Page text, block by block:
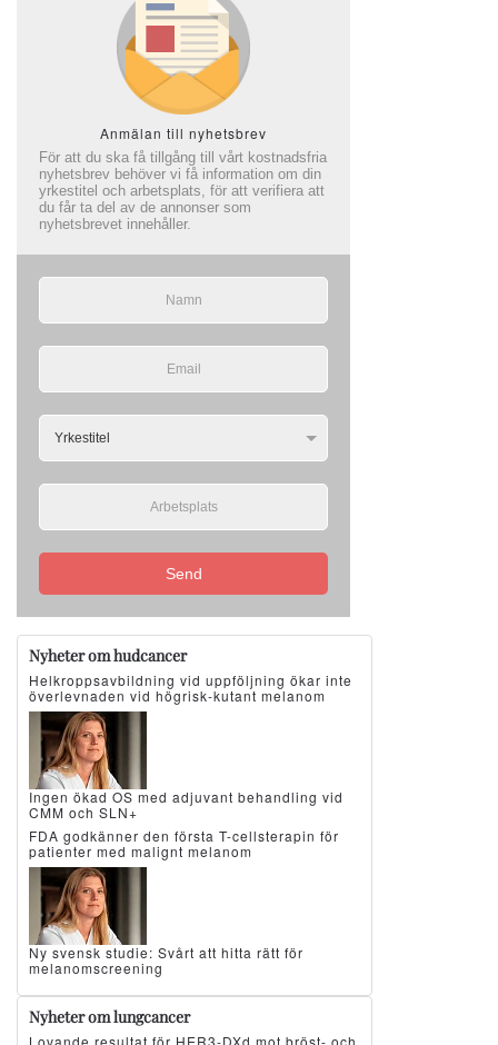
Anmälan till nyhetsbrev
För att du ska få tillgång till vårt kostnadsfria
nyhetsbrev behöver vi få information om din
yrkestitel och arbetsplats, för att verifiera att
du får ta del av de annonser som
nyhetsbrevet innehåller.
Send
Nyheter om hudcancer
Helkroppsavbildning vid uppföljning ökar inte
överlevnaden vid högrisk-kutant melanom
Ingen ökad OS med adjuvant behandling vid
CMM och SLN+
FDA godkänner den första T-cellsterapin för
patienter med malignt melanom
Ny svensk studie: Svårt att hitta rätt för
melanomscreening
Nyheter om lungcancer
Lovande resultat för HER3-DXd mot bröst- och